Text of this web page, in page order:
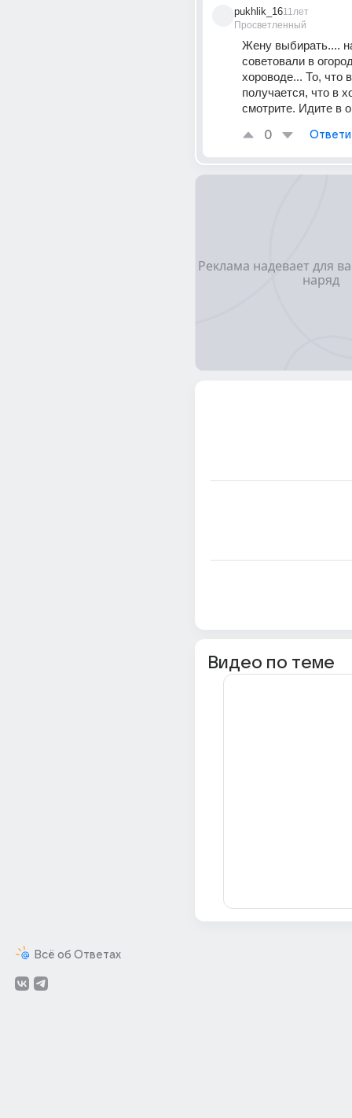
Всё об Ответах
pukhlik_16
Просветленный
11лет
Жену выбирать....
советовали в
хороводе... То, что
получается, что в
смотрите. Идите в
0
Видео по теме